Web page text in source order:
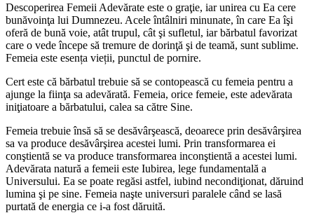
Descoperirea Femeii Adevărate este o graţie, iar unirea cu Ea cere
bunăvoinţa lui Dumnezeu. Acele întâlniri minunate, în care Ea îşi
oferă de bună voie, atât trupul, cât şi sufletul, iar bărbatul favorizat
care o vede începe să tremure de dorinţă şi de teamă, sunt sublime.
Femeia este esența vieții, punctul de pornire.
Cert este că bărbatul trebuie să se contopească cu femeia pentru a
ajunge la fiinţa sa adevărată. Femeia, orice femeie, este adevărata
iniţiatoare a bărbatului, calea sa către Sine.
Femeia trebuie însă să se desăvârşească, deoarece prin desăvârşirea
sa va produce desăvârşirea acestei lumi. Prin transformarea ei
conştientă se va produce transformarea inconştientă a acestei lumi.
Adevărata natură a femeii este Iubirea, lege fundamentală a
Universului. Ea se poate regăsi astfel, iubind necondiţionat, dăruind
lumina şi pe sine. Femeia naşte universuri paralele când se lasă
purtată de energia ce i-a fost dăruită.